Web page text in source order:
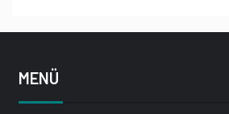
MENÜ